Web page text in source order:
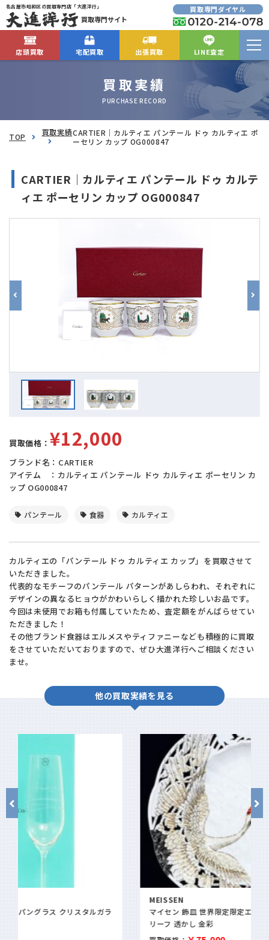
名古屋市昭和区の買取専門店「大進洋行」
買取専門サイト
買取専門ダイヤル
店頭買取 宅配買取 出張買取 LINE査定
買取実績
PURCHASE RECORD
TOP 買取実績CARTIER｜カルティエ パンテール ドゥ カルティエ ポ
ーセリン カップ OG000847
CARTIER｜カルティエ パンテール ドゥ カルテ
ィエ ポーセリン カップ OG000847
買取価格： ¥12,000
ブランド名：CARTIER
アイテム ：カルティエ パンテール ドゥ カルティエ ポーセリン カ
ップ OG000847
パンテール 食器 カルティエ
カルティエの「パンテール ドゥ カルティエ カップ」を買取させて
いただきました。
代表的なモチーフのパンテール パターンがあしらわれ、それぞれに
デザインの異なるヒョウがかわいらしく描かれた珍しいお品です。
今回は未使用でお箱も付属していたため、査定額をがんばらせてい
ただきました！
その他ブランド食器はエルメスやティファニーなども積極的に買取
をさせていただいておりますので、ぜひ大進洋行へご相談ください
ませ。
他の買取実績を見る
マイセン 飾皿 世界限定限定エディション「鶴」限定50 白鳥レ